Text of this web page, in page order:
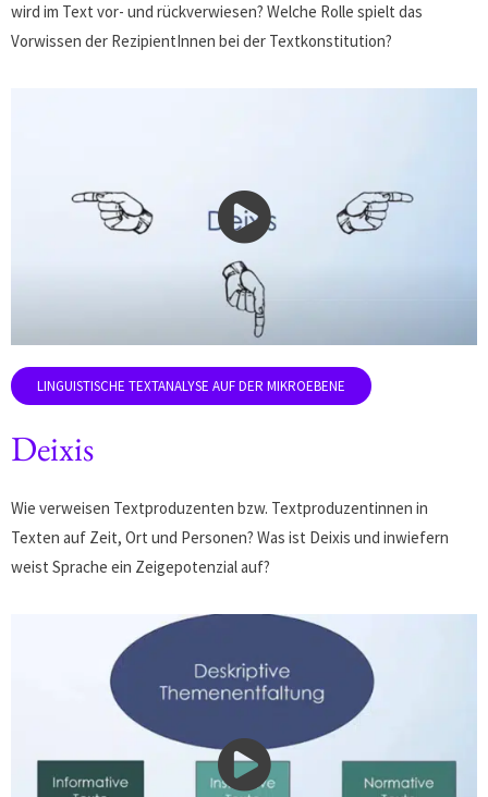
wird im Text vor- und rückverwiesen? Welche Rolle spielt das
Vorwissen der RezipientInnen bei der Textkonstitution?
Deixis
Wie verweisen Textproduzenten bzw. Textproduzentinnen in
Texten auf Zeit, Ort und Personen? Was ist Deixis und inwiefern
weist Sprache ein Zeigepotenzial auf?